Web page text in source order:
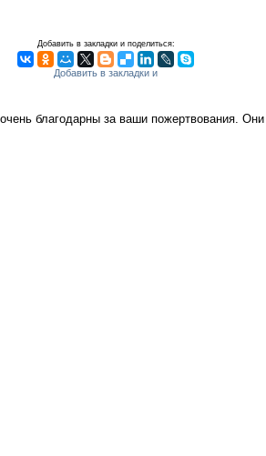
Добавить в закладки и поделиться:
благодарны за ваши пожертвования.